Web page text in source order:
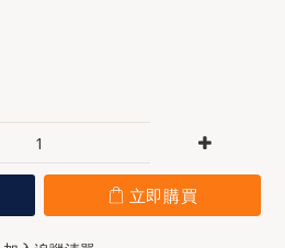
立即購買